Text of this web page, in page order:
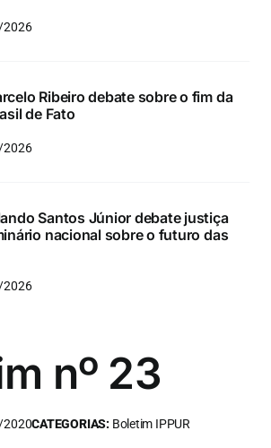
2026
Ribeiro debate sobre o fim da
de Fato
2026
Santos Júnior debate justiça
nacional sobre o futuro das
2026
nº 23
2020CATEGORIAS: Boletim IPPUR